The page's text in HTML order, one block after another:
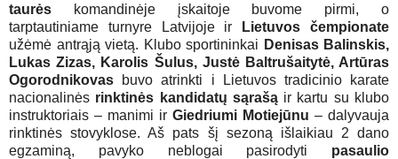
taurės komandinėje įskaitoje buvome pirmi, o
tarptautiniame turnyre Latvijoje ir
Lietuvos čempionate
užėmė antrąją vietą. Klubo sportininkai Denisas Balinskis,
Lukas Zizas, Karolis Šulus, Justė Baltrušaitytė, Artūras
Ogorodnikovas buvo atrinkti i Lietuvos tradicinio karate
nacionalinės rinktinės kandidatų sąrašąir kartu su klubo
instruktoriais – manimi ir Giedriumi Motiejūnu – dalyvauja
rinktinės stovyklose. Aš pats šį sezoną išlaikiau 2 dano
egzaminą, pavyko neblogai pasirodyti pasaulio